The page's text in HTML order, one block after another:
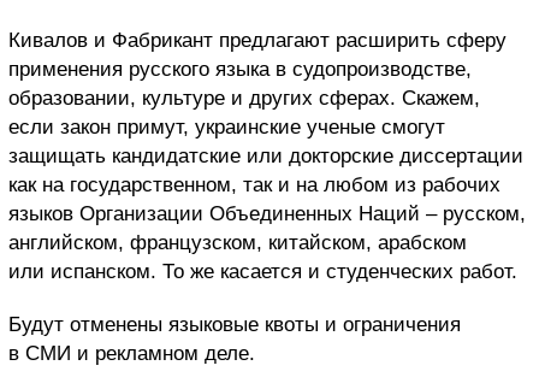
Кивалов и Фабрикант предлагают расширить сферу
применения русского языка в судопроизводстве,
образовании, культуре и других сферах. Скажем,
если закон примут, украинские ученые смогут
защищать кандидатские или докторские диссертации
как на государственном, так и на любом из рабочих
языков Организации Объединенных Наций – русском,
английском, французском, китайском, арабском
или испанском. То же касается и студенческих работ.
Будут отменены языковые квоты и ограничения
в СМИ и рекламном деле.